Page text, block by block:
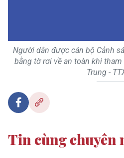
Người dân được cán bộ Cảnh
bằng tờ rơi về an toàn khi
Trung -
Tin cùng chuyên